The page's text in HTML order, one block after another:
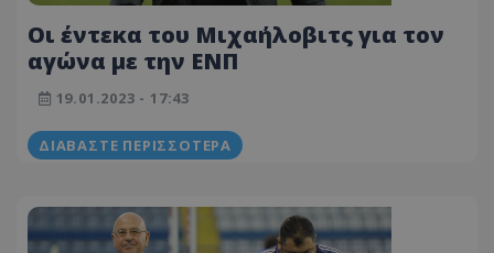
Οι έντεκα του Μιχαήλοβιτς για τον
αγώνα με την ΕΝΠ
19.01.2023 - 17:43
ΔΙΑΒΆΣΤΕ ΠΕΡΙΣΣΌΤΕΡΑ